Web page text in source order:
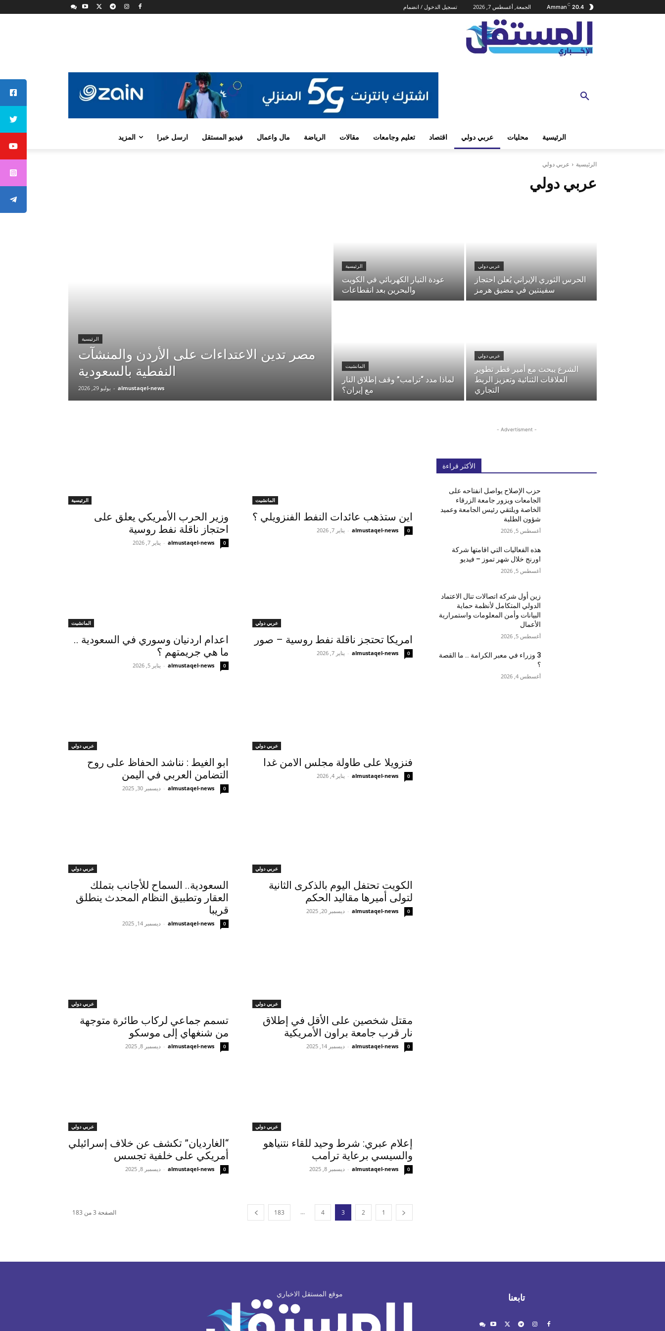
20.4
C
Amman الجمعة, أغسطس 7, 2026 تسجيل الدخول / انضمام
الرئيسية محليات عربي دولي اقتصاد تعليم وجامعات مقالات الرياضة مال واعمال فيديو المستقل ارسل خبرا المزيد
الرئيسية عربي دولي
عربي دولي
الرئيسية
مصر تدين الاعتداءات على الأردن والمنشآت
النفطية بالسعودية
almustaqel-news
- يوليو 29, 2026
الرئيسية
عودة التيار الكهربائي في الكويت
والبحرين بعد انقطاعات
عربي دولي
الحرس الثوري الإيراني يُعلن احتجاز
سفينتين في مضيق هرمز
المانشيت
لماذا مدد “ترامب” وقف إطلاق النار
مع إيران؟
عربي دولي
الشرع يبحث مع أمير قطر تطوير
العلاقات الثنائية وتعزيز الربط
التجاري
المانشيت
اين ستذهب عائدات النفط الفنزويلي ؟
almustaqel-news
- يناير 7, 2026 0
الرئيسية
وزير الحرب الأمريكي يعلق على
احتجاز ناقلة نفط روسية
almustaqel-news
- يناير 7, 2026 0
عربي دولي
امريكا تحتجز ناقلة نفط روسية – صور
almustaqel-news
- يناير 7, 2026 0
المانشيت
اعدام اردنيان وسوري في السعودية ..
ما هي جريمتهم ؟
almustaqel-news
- يناير 5, 2026 0
عربي دولي
فنزويلا على طاولة مجلس الامن غدا
almustaqel-news
- يناير 4, 2026 0
عربي دولي
ابو الغيط : نناشد الحفاظ على روح
التضامن العربي في اليمن
almustaqel-news
- ديسمبر 30, 2025 0
عربي دولي
الكويت تحتفل اليوم بالذكرى الثانية
لتولى أميرها مقاليد الحكم
almustaqel-news
- ديسمبر 20, 2025 0
عربي دولي
السعودية.. السماح للأجانب بتملك
العقار وتطبيق النظام المحدث ينطلق
قريبا
almustaqel-news
- ديسمبر 14, 2025 0
عربي دولي
مقتل شخصين على الأقل في إطلاق
نار قرب جامعة براون الأمريكية
almustaqel-news
- ديسمبر 14, 2025 0
عربي دولي
تسمم جماعي لركاب طائرة متوجهة
من شنغهاي إلى موسكو
almustaqel-news
- ديسمبر 8, 2025 0
عربي دولي
إعلام عبري: شرط وحيد للقاء نتنياهو
والسيسي برعاية ترامب
almustaqel-news
- ديسمبر 8, 2025 0
عربي دولي
“الغارديان” تكشف عن خلاف إسرائيلي
أمريكي على خلفية تجسس
almustaqel-news
- ديسمبر 8, 2025 0
1
2
3
4
...
183 الصفحة 3 من 183
- Advertisment -
الأكثر قراءة
حزب الإصلاح يواصل انفتاحه على
الجامعات ويزور جامعة الزرقاء
الخاصة ويلتقي رئيس الجامعة وعميد
شؤون الطلبة
أغسطس 5, 2026
هذه الفعاليات التي اقامتها شركة
اورنج خلال شهر تموز – فيديو
أغسطس 5, 2026
زين أول شركة اتصالات تنال الاعتماد
الدولي المتكامل لأنظمة حماية
البيانات وأمن المعلومات واستمرارية
الأعمال
أغسطس 5, 2026
3 وزراء في معبر الكرامة .. ما القصة
؟
أغسطس 4, 2026
موقع المستقل الاخباري تابعنا